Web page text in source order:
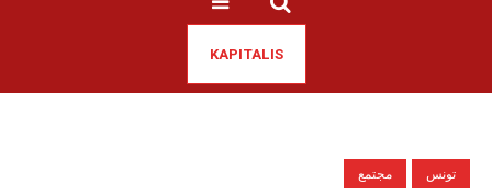
KAPITALIS
تونس مجتمع